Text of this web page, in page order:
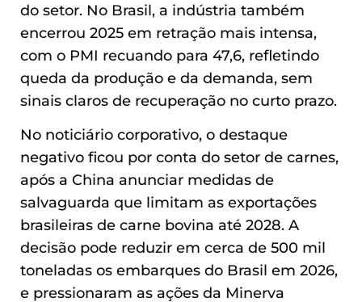
do setor. No Brasil, a indústria também
encerrou 2025 em retração mais intensa,
com o PMI recuando para 47,6, refletindo
queda da produção e da demanda, sem
sinais claros de recuperação no curto prazo.
No noticiário corporativo, o destaque
negativo ficou por conta do setor de carnes,
após a China anunciar medidas de
salvaguarda que limitam as exportações
brasileiras de carne bovina até 2028. A
decisão pode reduzir em cerca de 500 mil
toneladas os embarques do Brasil em 2026,
e pressionaram as ações da Minerva